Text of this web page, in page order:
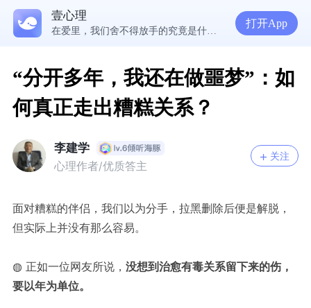
壹心理
5300万人在这里获得专业心理帮助
打开App
“分开多年，我还在做噩梦”：如
何真正走出糟糕关系？
李建学
心理作者/优质答主
关注
面对糟糕的伴侣，我们以为分手，拉黑删除后便是解脱，
但实际上并没有那么容易。
◍ 正如一位网友所说， 没想到治愈有毒关系留下来的伤，
要以年为单位。